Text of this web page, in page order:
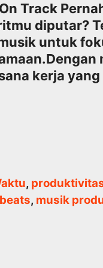
Track
diputar?
untuk
kerja
,
, musik